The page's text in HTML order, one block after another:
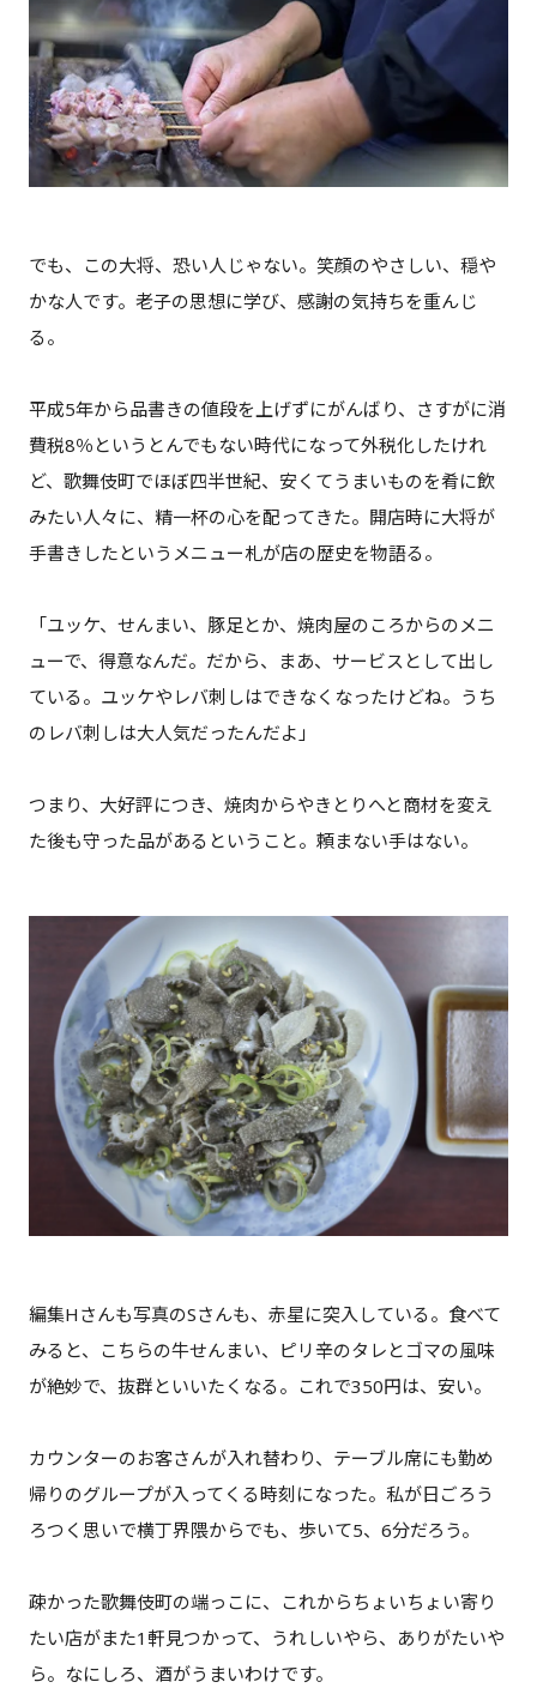
でも、この大将、恐い人じゃない。笑顔のやさしい、穏や
かな人です。老子の思想に学び、感謝の気持ちを重んじ
る。
平成5年から品書きの値段を上げずにがんばり、さすがに消
費税8％というとんでもない時代になって外税化したけれ
ど、歌舞伎町でほぼ四半世紀、安くてうまいものを肴に飲
みたい人々に、精一杯の心を配ってきた。開店時に大将が
手書きしたというメニュー札が店の歴史を物語る。
「ユッケ、せんまい、豚足とか、焼肉屋のころからのメニ
ューで、得意なんだ。だから、まあ、サービスとして出し
ている。ユッケやレバ刺しはできなくなったけどね。うち
のレバ刺しは大人気だったんだよ」
つまり、大好評につき、焼肉からやきとりへと商材を変え
た後も守った品があるということ。頼まない手はない。
編集Hさんも写真のSさんも、赤星に突入している。食べて
みると、こちらの牛せんまい、ピリ辛のタレとゴマの風味
が絶妙で、抜群といいたくなる。これで350円は、安い。
カウンターのお客さんが入れ替わり、テーブル席にも勤め
帰りのグループが入ってくる時刻になった。私が日ごろう
ろつく思いで横丁界隈からでも、歩いて5、6分だろう。
疎かった歌舞伎町の端っこに、これからちょいちょい寄り
たい店がまた1軒見つかって、うれしいやら、ありがたいや
ら。なにしろ、酒がうまいわけです。